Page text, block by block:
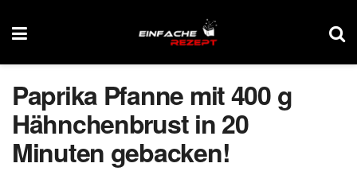
Paprika Pfanne mit 400 g
Hähnchenbrust in 20
Minuten gebacken!